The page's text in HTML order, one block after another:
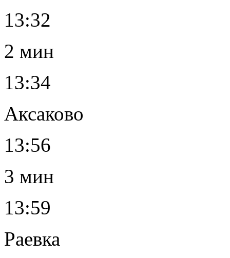
13:32
2 мин
13:34
Аксаково
13:56
3 мин
13:59
Раевка